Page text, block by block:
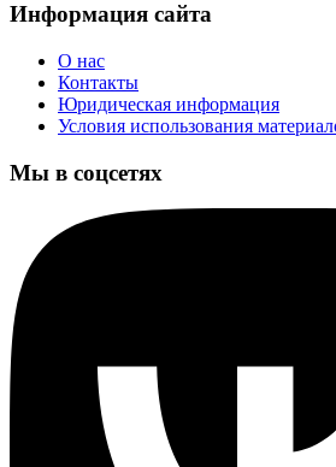
Информация сайта
О нас
Контакты
Юридическая информация
Условия использования
Мы в соцсетях